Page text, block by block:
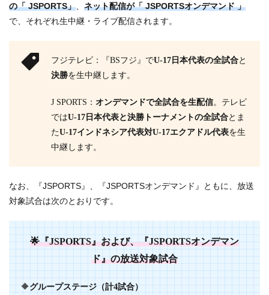
の「 JSPORTS」
ネット配信が「 JSPORTSオンデマンド 」
で、それぞれ生中継・ライブ配信されます。
フジテレビ：『BSフジ』でU-17日本代表の全試合と
決勝を生中継します。
J SPORTS： オンデマンドで全試合を生配信。テレビ
ではU-17日本代表と決勝トーナメントの全試合とま
たU-17インドネシア代表対U-17エクアドル代表を生
中継します。
なお、『JSPORTS』、『JSPORTSオンデマンド』ともに、放送
対象試合は次のとおりです。
🌟『JSPORTS』および、『JSPORTSオンデマン
ド』の放送対象試合
🔶グループステージ（計4試合）